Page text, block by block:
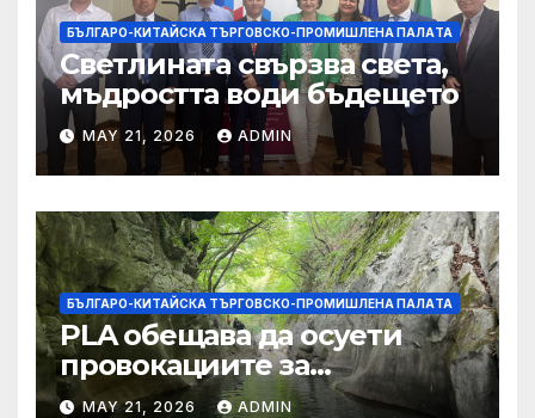
БЪЛГАРО-КИТАЙСКА ТЪРГОВСКО-ПРОМИШЛЕНА ПАЛAТА
Светлината свързва света,
мъдростта води бъдещето
MAY 21, 2026 ADMIN
БЪЛГАРО-КИТАЙСКА ТЪРГОВСКО-ПРОМИШЛЕНА ПАЛAТА
PLA обещава да осуети
провокациите за
„независимост на Тайван“.
MAY 21, 2026 ADMIN